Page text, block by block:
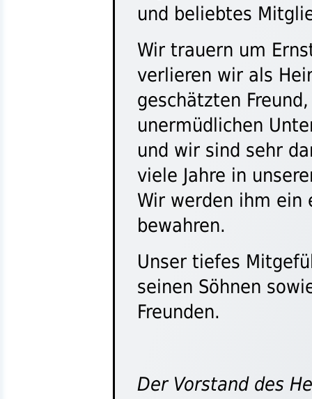
und beliebtes
Wir trauern um
verlieren wir als
geschätzten
unermüdlichen
und wir sind sehr
viele Jahre in
Wir werden ihm ein
bewahren.
Unser tiefes
seinen Söhnen
Freunden.
Der Vorstand des